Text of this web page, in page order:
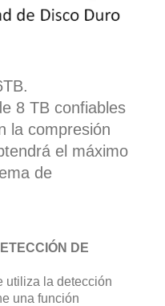
8 TB confiables
la compresión
el máximo
de
DE
utiliza la detección
una función